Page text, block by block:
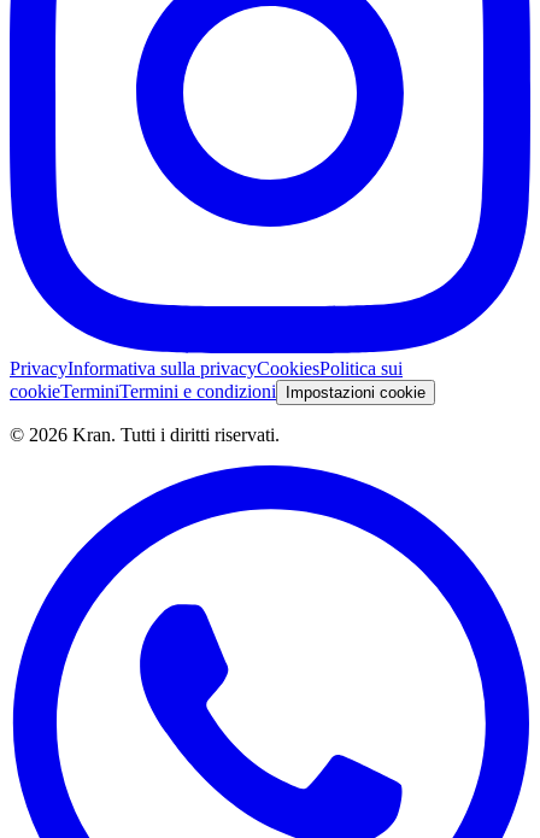
PrivacyInformativa sulla privacyCookiesPolitica sui
cookieTerminiTermini e condizioni Impostazioni cookie
© 2026 Kran. Tutti i diritti riservati.